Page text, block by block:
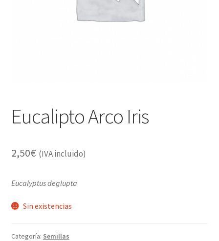
Eucalipto Arco Iris
2,50€ (IVA incluido)
Eucalyptus deglupta
Sin existencias
Categoría: Semillas